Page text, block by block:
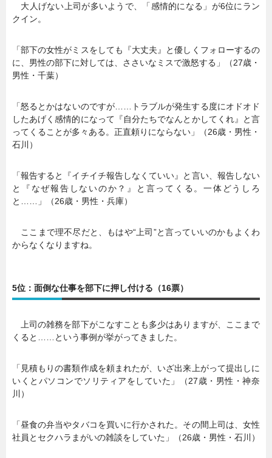
大人げない上司が多いようで、「感情的になる」が6位にラン
クイン。
「部下の女性がミスをしても『大丈夫』と優しくフォローするの
に、男性の部下に対しては、ささいなミスで激怒する」（27歳・
男性・千葉）
「怒るとかはないのですが……トラブルが発生する度にオドオド
したあげく感情的になって『自分たちでなんとかしてくれ』と言
ってくることが多々ある。正直頼りにならない」（26歳・男性・
石川）
「報告すると『イチイチ報告しなくていい』と言い、報告しない
と『なぜ報告しないのか？』と言ってくる。一体どうしろ
と……」（26歳・男性・兵庫）
ここまで理不尽だと、もはや“上司”と言っていいのかもよくわ
からなくなりますね。
5位：面倒な仕事を部下に押し付ける（16票）
上司の雑務を部下がこなすことも多少はありますが、ここまで
くると……という事例が挙がってきました。
「見積もりの書類作成を頼まれたが、いざ出来上がって提出しに
いくとパソコンでソリティアをしていた」（27歳・男性・神奈
川）
「昼食の弁当やタバコを買いに行かされた。その間上司は、女性
社員とセクハラまがいの雑談をしていた」（26歳・男性・石川）